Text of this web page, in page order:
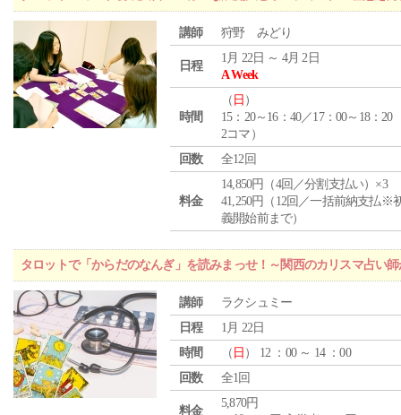
講師 狩野 みどり
日程
1月 22日 ～ 4月 2日
A Week
時間
（ 日 ）
15：20～16：40／17：00～18：20
2コマ）
回数
全12回
料金
14,850円（4回／分割支払い）×3
41,250円（12回／一括前納支払※
義開始前まで）
タロットで「からだのなんぎ」を読みまっせ！～関西のカリスマ占い
講師
ラクシュミー
日程
1月 22日
時間
（ 日 ） 12 ：00 ～ 14 ：00
回数
全1回
料金
5,870円